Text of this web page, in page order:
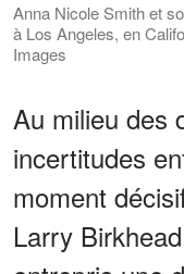
Anna Nicole Smith et
à Los Angeles, en
Images
Au milieu des
incertitudes
moment
Larry